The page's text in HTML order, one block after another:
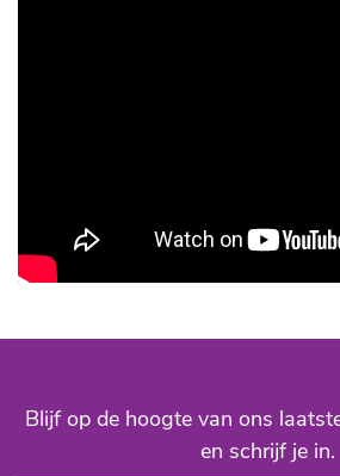
Blijf op de hoogte van ons
en schrijf je in.